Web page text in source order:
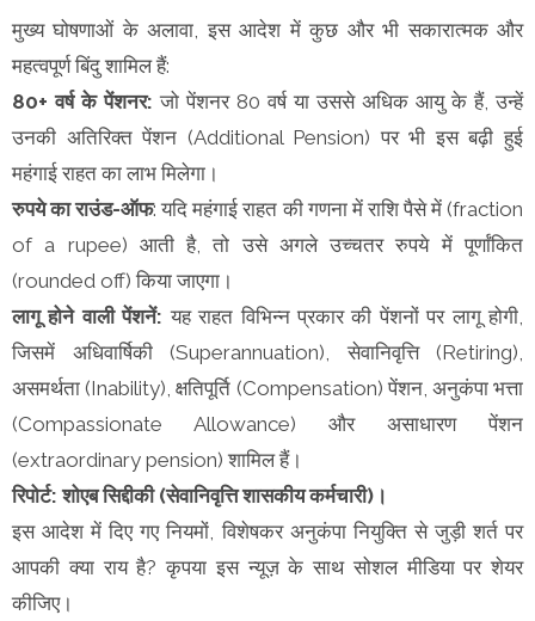
मुख्य घोषणाओं के अलावा, इस आदेश में कुछ और भी सकारात्मक और
महत्वपूर्ण बिंदु शामिल हैं:
80+ वर्ष के पेंशनर:जो पेंशनर 80 वर्ष या उससे अधिक आयु के हैं, उन्हें
उनकी अतिरिक्त पेंशन (Additional Pension) पर भी इस बढ़ी हुई
महंगाई राहत का लाभ मिलेगा।
रुपये का राउंड-ऑफ: यदि महंगाई राहत की गणना में राशि पैसे में (fraction
of a rupee) आती है, तो उसे अगले उच्चतर रुपये में पूर्णांकित
(rounded off) किया जाएगा।
लागू होने वाली पेंशनें:यह राहत विभिन्न प्रकार की पेंशनों पर लागू होगी,
जिसमें अधिवार्षिकी (Superannuation), सेवानिवृत्ति (Retiring),
असमर्थता (Inability), क्षतिपूर्ति (Compensation) पेंशन, अनुकंपा भत्ता
(Compassionate Allowance) और असाधारण पेंशन
(extraordinary pension) शामिल हैं।
रिपोर्ट: शोएब सिद्दीकी (सेवानिवृत्ति शासकीय कर्मचारी)।
इस आदेश में दिए गए नियमों, विशेषकर अनुकंपा नियुक्ति से जुड़ी शर्त पर
आपकी क्या राय है? कृपया इस न्यूज़ के साथ सोशल मीडिया पर शेयर
कीजिए।